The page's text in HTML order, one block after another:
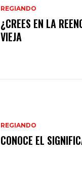
REGIANDO
¿CREES EN LA
VIEJA
REGIANDO
CONOCE EL